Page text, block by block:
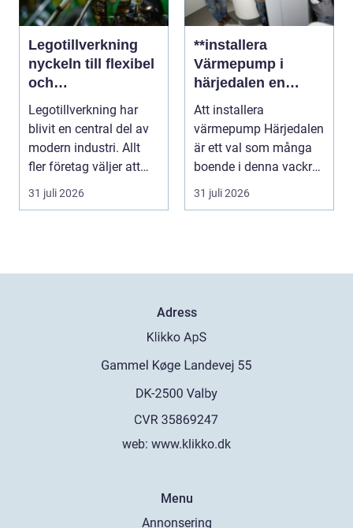
Legotillverkning
nyckeln till flexibel
och
kostnadseffektiv
produktion
Legotillverkning har
blivit en central del av
modern industri. Allt
fler företag väljer att
lägga ut...
31 juli 2026
**installera
Värmepump i
härjedalen en
hållbar
framtidslösning**
Att installera
värmepump Härjedalen
är ett val som många
boende i denna vackra
del av Sverige gör fö...
31 juli 2026
Adress
web: www.klikko.dk
Menu
Annonsering